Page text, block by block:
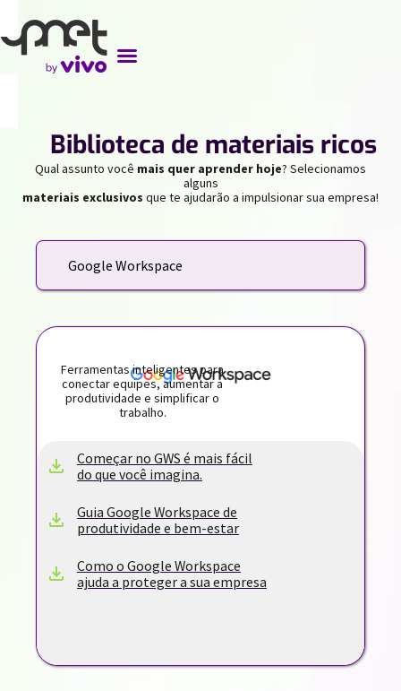
Biblioteca de materiais ricos
Qual assunto você mais quer aprender hoje? Selecionamos
alguns
materiais exclusivos que te ajudarão a impulsionar sua empresa!
Google Workspace
Ferramentas inteligentes para
conectar equipes, aumentar a
produtividade e simplificar o
trabalho.
Começar no GWS é mais fácil
do que você imagina.
Guia Google Workspace de
produtividade e bem-estar
Como o Google Workspace
ajuda a proteger a sua empresa